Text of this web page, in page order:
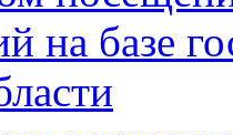
на базе